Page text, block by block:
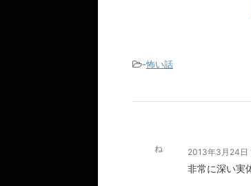
-怖い話
ね 2013年3月24日
非常に深い実